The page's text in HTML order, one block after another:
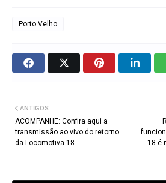
Porto Velho
18 é
ANTIGOS
ACOMPANHE: Confira aqui a
transmissão ao vivo do retorno
da Locomotiva 18